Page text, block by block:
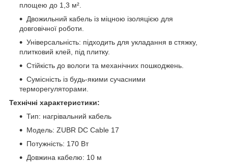
площею до 1,3 м².
Двожильний кабель із міцною ізоляцією для
довговічної роботи.
Універсальність: підходить для укладання в стяжку,
плитковий клей, під плитку.
Стійкість до вологи та механічних пошкоджень.
Сумісність із будь-якими сучасними
терморегуляторами.
Технічні характеристики:
Тип: нагрівальний кабель
Модель: ZUBR DC Cable 17
Потужність: 170 Вт
Довжина кабелю: 10 м